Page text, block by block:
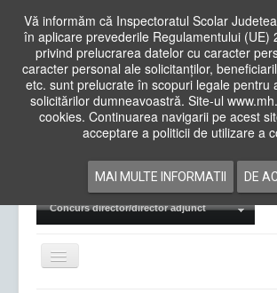
Vă informăm că Inspectoratul Scolar
în aplicare prevederile Regulamentului (UE)
privind prelucrarea datelor cu caracter
caracter personal ale solicitanților,
etc. sunt prelucrate în scopuri legale pentru
solicitărilor dumneavoastră. Site-ul
cookies. Continuarea navigarii pe acest
acceptare a politicii de utilizare a
MAI MULTE INFORMATII DE
Cauta
in
siteAcasa Cadre Didactice
Examene Naționale
Concurs director/director adjunct
Comută
navigarea